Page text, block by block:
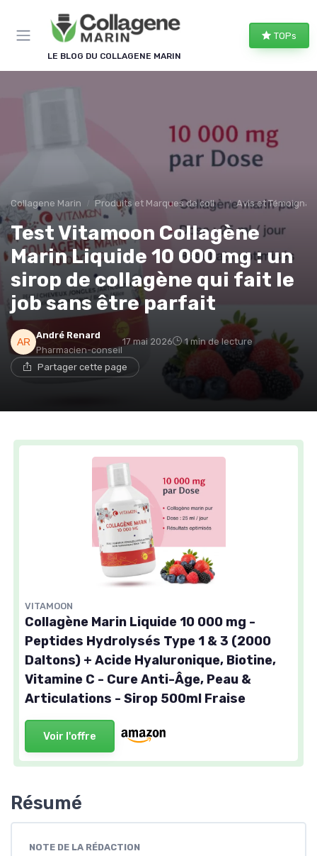
LE BLOG DU COLLAGENE MARIN
TOPs
Collagene Marin Produits et Marques de collagene marin Avis et
Test Vitamoon Collagène
Marin Liquide 10 000 mg : un
sirop de collagène qui fait le
job sans être parfait
André Renard
Pharmacien-conseil
17 mai 2026 1 min de lecture
Partager cette page
VITAMOON
Collagène Marin Liquide 10 000 mg -
Peptides Hydrolysés Type 1 & 3 (2000
Daltons) + Acide Hyaluronique, Biotine,
Vitamine C - Cure Anti-Âge, Peau &
Articulations - Sirop 500ml Fraise
Voir l'offre
Résumé
NOTE DE LA RÉDACTION